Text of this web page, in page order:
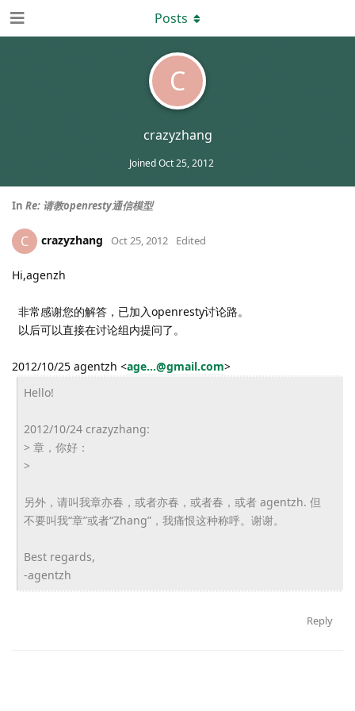
C
crazyzhang
JoinedOct 25, 2012
Posts
In Re: 请教openresty通信模型
C crazyzhang Oct 25, 2012 Edited
Hi,agenzh
非常感谢您的解答，已加入openresty讨论路。
以后可以直接在讨论组内提问了。
2012/10/25 agentzh <age...@gmail.com>
Hello!
2012/10/24 crazyzhang:
> 章，你好：
>
另外，请叫我章亦春，或者亦春，或者春，或者 agentzh. 但
不要叫我“章”或者“Zhang”，我痛恨这种称呼。谢谢。
Best regards,
-agentzh
Reply